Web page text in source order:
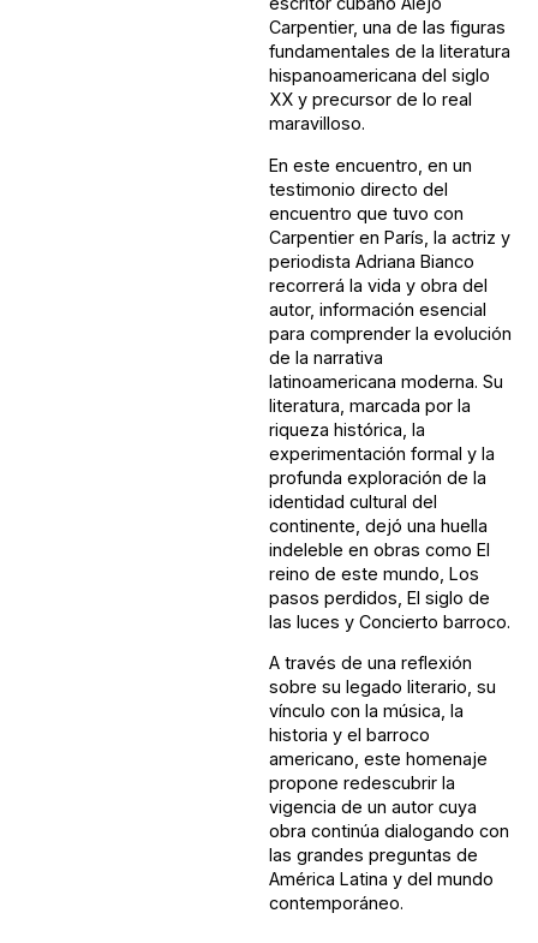
Carpentier, una de las figuras
fundamentales de la literatura
hispanoamericana del siglo
XX y precursor de lo real
maravilloso.
En este encuentro, en un
testimonio directo del
encuentro que tuvo con
Carpentier en París, la actriz y
periodista Adriana Bianco
recorrerá la vida y obra del
autor, información esencial
para comprender la evolución
de la narrativa
latinoamericana moderna. Su
literatura, marcada por la
riqueza histórica, la
experimentación formal y la
profunda exploración de la
identidad cultural del
continente, dejó una huella
indeleble en obras como El
reino de este mundo, Los
pasos perdidos, El siglo de
las luces y Concierto barroco.
A través de una reflexión
sobre su legado literario, su
vínculo con la música, la
historia y el barroco
americano, este homenaje
propone redescubrir la
vigencia de un autor cuya
obra continúa dialogando con
las grandes preguntas de
América Latina y del mundo
contemporáneo.